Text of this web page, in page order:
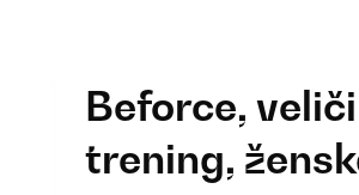
Beforce,
trening,